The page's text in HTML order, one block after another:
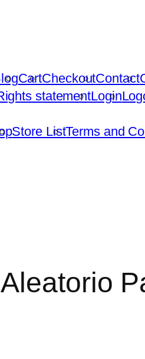
CartCheckoutContact
statementLogin
Store ListTerms and